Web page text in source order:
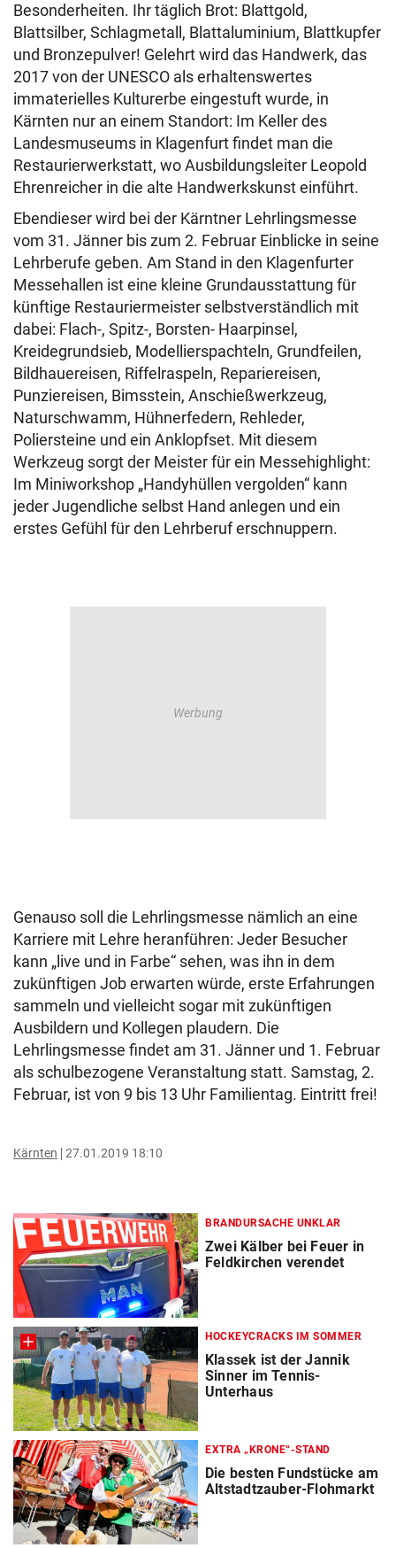
Besonderheiten. Ihr täglich Brot: Blattgold,
Blattsilber, Schlagmetall, Blattaluminium, Blattkupfer
und Bronzepulver! Gelehrt wird das Handwerk, das
2017 von der UNESCO als erhaltenswertes
immaterielles Kulturerbe eingestuft wurde, in
Kärnten nur an einem Standort: Im Keller des
Landesmuseums in Klagenfurt findet man die
Restaurierwerkstatt, wo Ausbildungsleiter Leopold
Ehrenreicher in die alte Handwerkskunst einführt.
Ebendieser wird bei der Kärntner Lehrlingsmesse
vom 31. Jänner bis zum 2. Februar Einblicke in seine
Lehrberufe geben. Am Stand in den Klagenfurter
Messehallen ist eine kleine Grundausstattung für
künftige Restauriermeister selbstverständlich mit
dabei: Flach-, Spitz-, Borsten- Haarpinsel,
Kreidegrundsieb, Modellierspachteln, Grundfeilen,
Bildhauereisen, Riffelraspeln, Repariereisen,
Punziereisen, Bimsstein, Anschießwerkzeug,
Naturschwamm, Hühnerfedern, Rehleder,
Poliersteine und ein Anklopfset. Mit diesem
Werkzeug sorgt der Meister für ein Messehighlight:
Im Miniworkshop „Handyhüllen vergolden“ kann
jeder Jugendliche selbst Hand anlegen und ein
erstes Gefühl für den Lehrberuf erschnuppern.
Genauso soll die Lehrlingsmesse nämlich an eine
Karriere mit Lehre heranführen: Jeder Besucher
kann „live und in Farbe“ sehen, was ihn in dem
zukünftigen Job erwarten würde, erste Erfahrungen
sammeln und vielleicht sogar mit zukünftigen
Ausbildern und Kollegen plaudern. Die
Lehrlingsmesse findet am 31. Jänner und 1. Februar
als schulbezogene Veranstaltung statt. Samstag, 2.
Februar, ist von 9 bis 13 Uhr Familientag. Eintritt frei!
Kärnten 27.01.2019 18:10
BRANDURSACHE UNKLAR
Zwei Kälber bei Feuer in
Feldkirchen verendet
HOCKEYCRACKS IM SOMMER
Klassek ist der Jannik
Sinner im Tennis-
Unterhaus
EXTRA „KRONE“-STAND
Die besten Fundstücke am
Altstadtzauber-Flohmarkt